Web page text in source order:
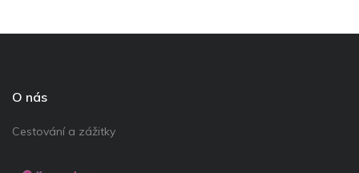
O nás
Cestování a zážitky